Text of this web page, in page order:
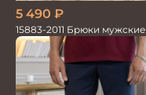
5 490 ₽
15883-2011 Брюки мужские